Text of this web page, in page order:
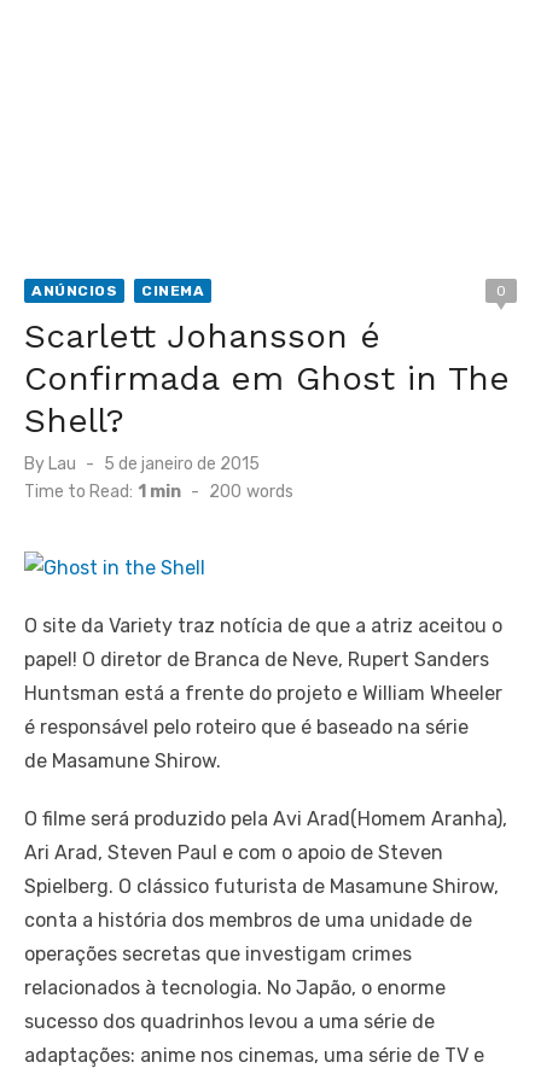
ANÚNCIOS CINEMA 0
Scarlett Johansson é
Confirmada em Ghost in The
Shell?
By Lau
Posted
on
5 de janeiro de 2015
Time to Read: 1 min - 200 words
O site da Variety traz notícia de que a atriz aceitou o
papel! O diretor de Branca de Neve, Rupert Sanders
Huntsman está a frente do projeto e William Wheeler
é responsável pelo roteiro que é baseado na série
de Masamune Shirow.
O filme será produzido pela Avi Arad(Homem Aranha),
Ari Arad, Steven Paul e com o apoio de Steven
Spielberg. O clássico futurista de Masamune Shirow,
conta a história dos membros de uma unidade de
operações secretas que investigam crimes
relacionados à tecnologia. No Japão, o enorme
sucesso dos quadrinhos levou a uma série de
adaptações: anime nos cinemas, uma série de TV e